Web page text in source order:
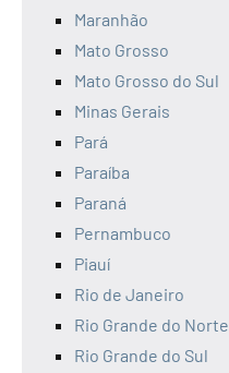
Maranhão
Mato Grosso
Mato Grosso do Sul
Minas Gerais
Pará
Paraíba
Paraná
Pernambuco
Piauí
Rio de Janeiro
Rio Grande do Norte
Rio Grande do Sul